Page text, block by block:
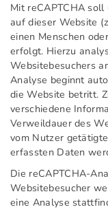
Mit reCAPTCHA
auf dieser Website
einen Menschen
erfolgt. Hierzu
Websitebesuchers
Analyse beginnt
die Website betritt.
verschiedene
Verweildauer des
vom Nutzer
erfassten Daten
Die reCAPTCHA-
Websitebesucher
eine Analyse